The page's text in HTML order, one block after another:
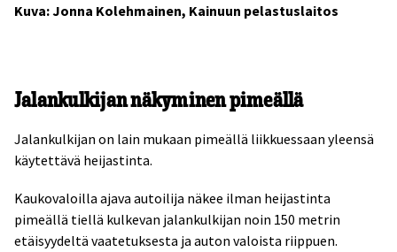
Kuva: Jonna Kolehmainen, Kainuun pelastuslaitos
Jalankulkijan näkyminen pimeällä
Jalankulkijan on lain mukaan pimeällä liikkuessaan yleensä
käytettävä heijastinta.
Kaukovaloilla ajava autoilija näkee ilman heijastinta
pimeällä tiellä kulkevan jalankulkijan noin 150 metrin
etäisyydeltä vaatetuksesta ja auton valoista riippuen.